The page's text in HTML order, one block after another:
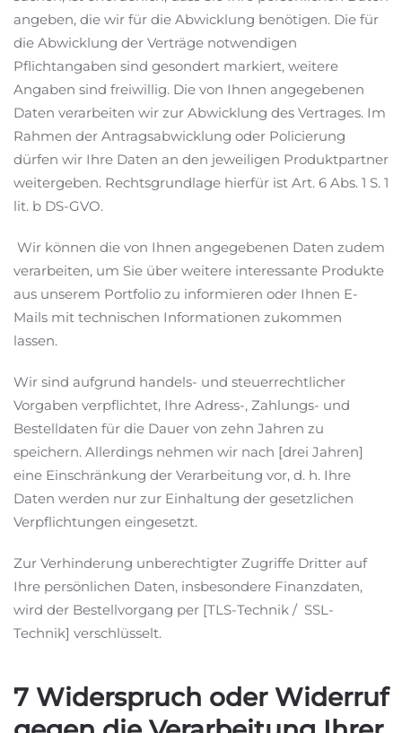
angeben, die wir für die Abwicklung benötigen. Die für
die Abwicklung der Verträge notwendigen
Pflichtangaben sind gesondert markiert, weitere
Angaben sind freiwillig. Die von Ihnen angegebenen
Daten verarbeiten wir zur Abwicklung des Vertrages. Im
Rahmen der Antragsabwicklung oder Policierung
dürfen wir Ihre Daten an den jeweiligen Produktpartner
weitergeben. Rechtsgrundlage hierfür ist Art. 6 Abs. 1 S. 1
lit. b DS-GVO.
Wir können die von Ihnen angegebenen Daten zudem
verarbeiten, um Sie über weitere interessante Produkte
aus unserem Portfolio zu informieren oder Ihnen E-
Mails mit technischen Informationen zukommen
lassen.
Wir sind aufgrund handels- und steuerrechtlicher
Vorgaben verpflichtet, Ihre Adress-, Zahlungs- und
Bestelldaten für die Dauer von zehn Jahren zu
speichern. Allerdings nehmen wir nach [drei Jahren]
eine Einschränkung der Verarbeitung vor, d. h. Ihre
Daten werden nur zur Einhaltung der gesetzlichen
Verpflichtungen eingesetzt.
Zur Verhinderung unberechtigter Zugriffe Dritter auf
Ihre persönlichen Daten, insbesondere Finanzdaten,
wird der Bestellvorgang per [TLS-Technik / SSL-
Technik] verschlüsselt.
7 Widerspruch oder Widerruf